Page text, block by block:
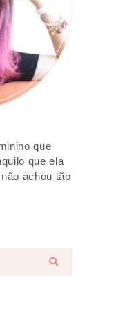
que
que ela
achou tão